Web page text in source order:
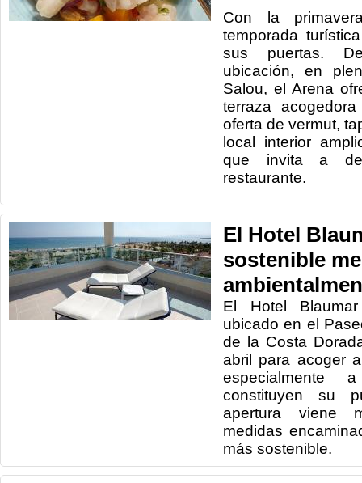
Con la
temporada
sus puertas.
ubicación, en
Salou, el Arena
terraza
oferta de vermut,
local interior
que invita a
restaurante.
El Hotel
sostenible
El Hotel
ubicado en el
de la Costa
abril para acoger
constituyen su
apertura viene
medidas
más sostenible.